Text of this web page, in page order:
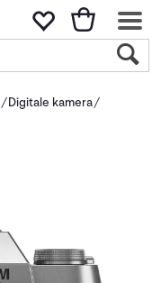
Digitale kamera